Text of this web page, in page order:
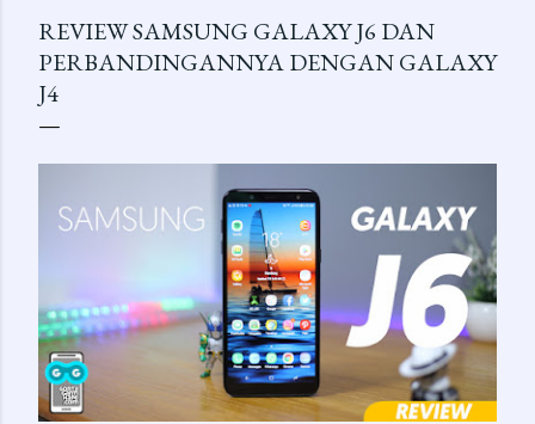
REVIEW SAMSUNG GALAXY J6 DAN
PERBANDINGANNYA DENGAN GALAXY
J4